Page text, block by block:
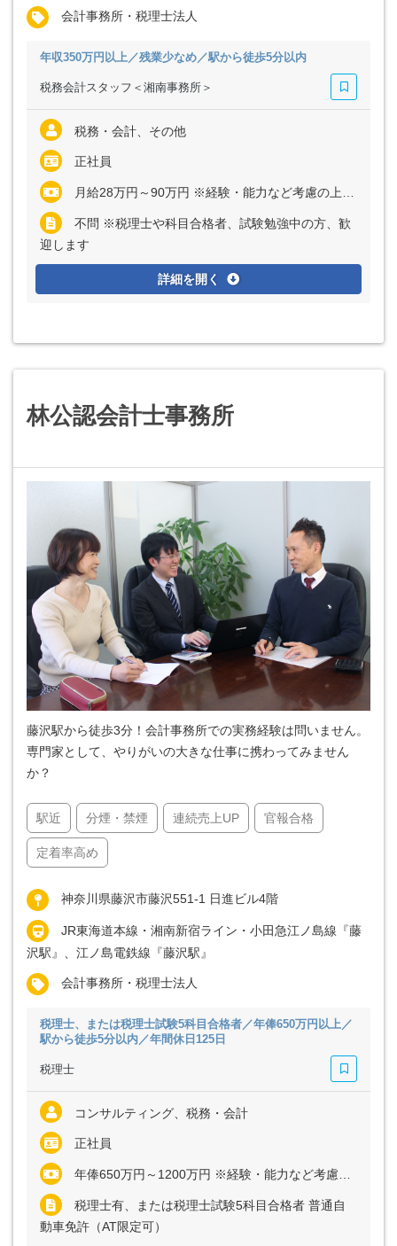
会計事務所・税理士法人
年収350万円以上／残業少なめ／駅から徒歩5分以内
税務会計スタッフ＜湘南事務所＞
税務・会計、その他
正社員
月給28万円～90万円 ※経験・能力など考慮の上、決定いたします ※上記に固定残業代（月32時間分＝5万6000円～17万6000円）を含む ※超過分は別途全額支給
不問 ※税理士や科目合格者、試験勉強中の方、歓
迎します
詳細を開く
林公認会計士事務所
藤沢駅から徒歩3分！会計事務所での実務経験は問いません。
専門家として、やりがいの大きな仕事に携わってみません
か？
駅近 分煙・禁煙 連続売上UP 官報合格
定着率高め
神奈川県藤沢市藤沢551-1 日進ビル4階
JR東海道本線・湘南新宿ライン・小田急江ノ島線『藤
沢駅』、江ノ島電鉄線『藤沢駅』
会計事務所・税理士法人
税理士、または税理士試験5科目合格者／年俸650万円以上／
駅から徒歩5分以内／年間休日125日
税理士
コンサルティング、税務・会計
正社員
年俸650万円～1200万円 ※経験・能力など考慮の上、決定いたします
税理士有、または税理士試験5科目合格者 普通自
動車免許（AT限定可）